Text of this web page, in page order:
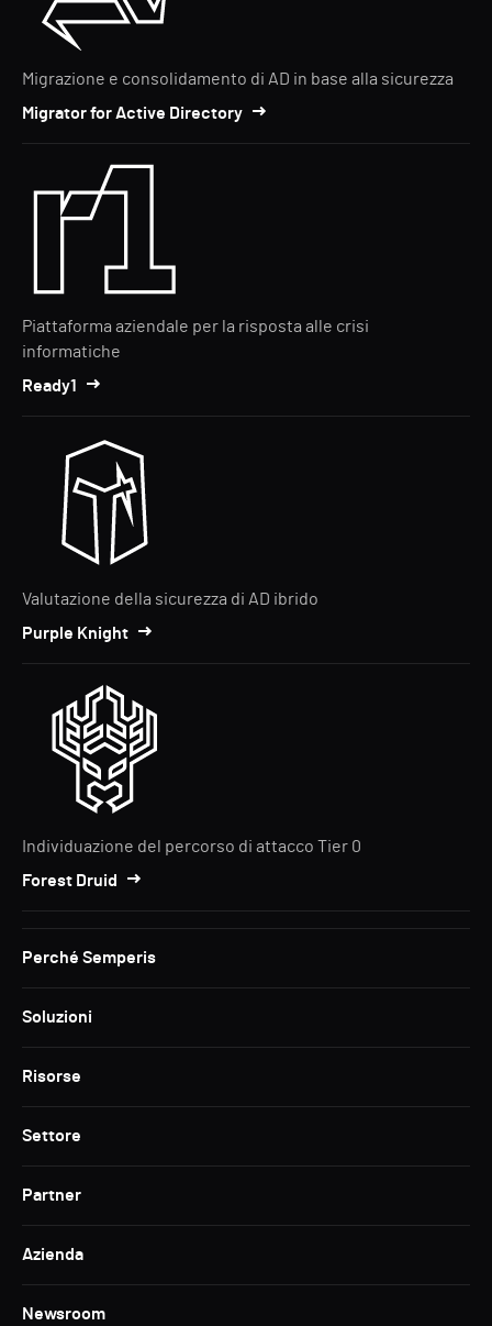
Migrazione e consolidamento di AD in base alla sicurezza
Migrator for Active Directory
Piattaforma aziendale per la risposta alle crisi
informatiche
Ready1
Valutazione della sicurezza di AD ibrido
Purple Knight
Individuazione del percorso di attacco Tier 0
Forest Druid
Perché Semperis
Soluzioni
Risorse
Settore
Partner
Azienda
Newsroom